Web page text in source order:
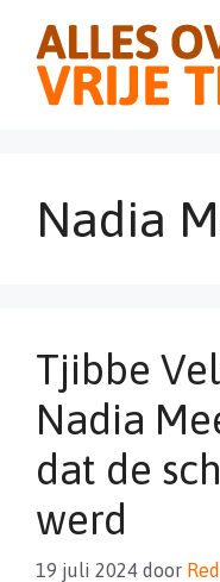
inhoud
Nadia
Tjibbe
Nadia
dat de
werd
19 juli 2024 door